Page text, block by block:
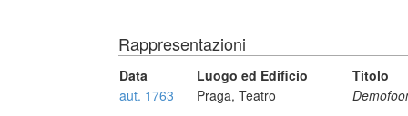
Rappresentazioni
Data Luogo ed Edificio
Titolo
aut. 1763
Praga, Teatro